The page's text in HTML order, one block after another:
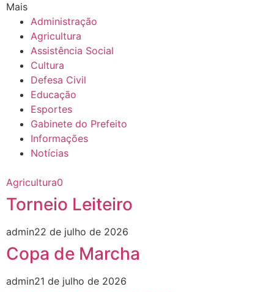
Mais
Administração
Agricultura
Assistência Social
Cultura
Defesa Civil
Educação
Esportes
Gabinete do Prefeito
Informações
Notícias
Agricultura0
Torneio Leiteiro
admin22 de julho de 2026
Copa de Marcha
admin21 de julho de 2026